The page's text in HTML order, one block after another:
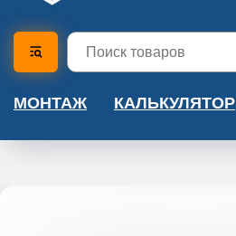
МОНТАЖ КАЛЬКУЛЯТОР